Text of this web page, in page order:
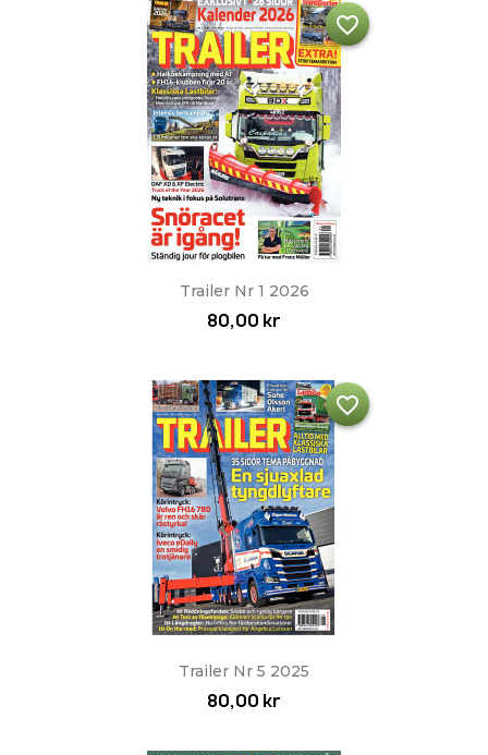
Trailer Nr 1 2026
80,00 kr
favorite_border
Trailer Nr 5 2025
80,00 kr
favorite_border